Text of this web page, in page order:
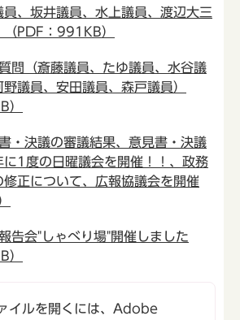
、坂井議員、水上議員、渡辺大三
PDF：991KB）
（斎藤議員、たゆ議員、水谷議
議員、安田議員、森戸議員）
）
決議の審議結果、意見書・決議
に1度の日曜議会を開催！！、政務
正について、広報協議会を開催
会"しゃべり場"開催しました
）
イルを開くには、Adobe